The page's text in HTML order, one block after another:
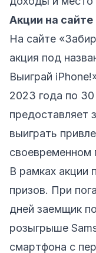
Акции на
На сайте
акция под
Выиграй
2023 года по
предоставляет
выиграть
своевременном
В рамках акции
призов. При
дней заемщик
розыгрыше
смартфона с